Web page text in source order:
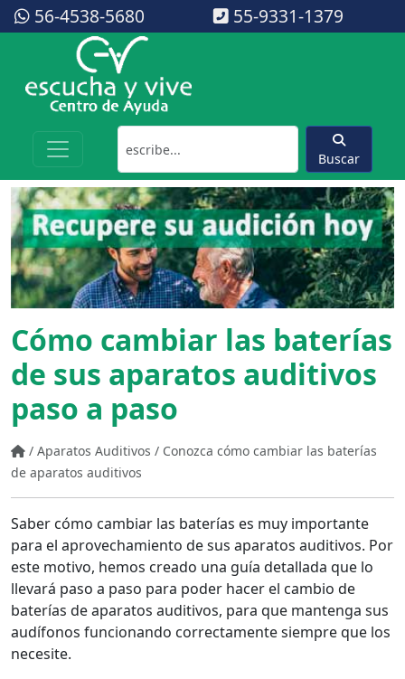
56-4538-5680 55-9331-1379
Buscar
Cómo cambiar las baterías
de sus aparatos auditivos
paso a paso
/ Aparatos Auditivos / Conozca cómo cambiar las baterías
de aparatos auditivos
Saber cómo cambiar las baterías es muy importante
para el aprovechamiento de sus aparatos auditivos. Por
este motivo, hemos creado una guía detallada que lo
llevará paso a paso para poder hacer el cambio de
baterías de aparatos auditivos, para que mantenga sus
audífonos funcionando correctamente siempre que los
necesite.